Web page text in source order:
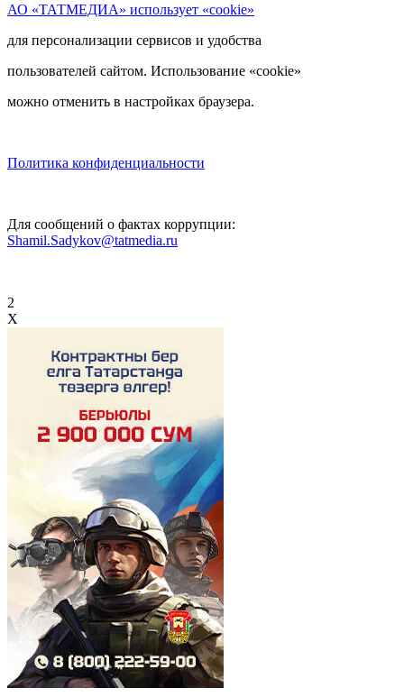
АО «ТАТМЕДИА» использует «cookie»
для персонализации сервисов и удобства
пользователей сайтом. Использование «cookie»
можно отменить в настройках браузера.
Политика конфиденциальности
Для сообщений о фактах коррупции:
Shamil.Sadykov@tatmedia.ru
2
X